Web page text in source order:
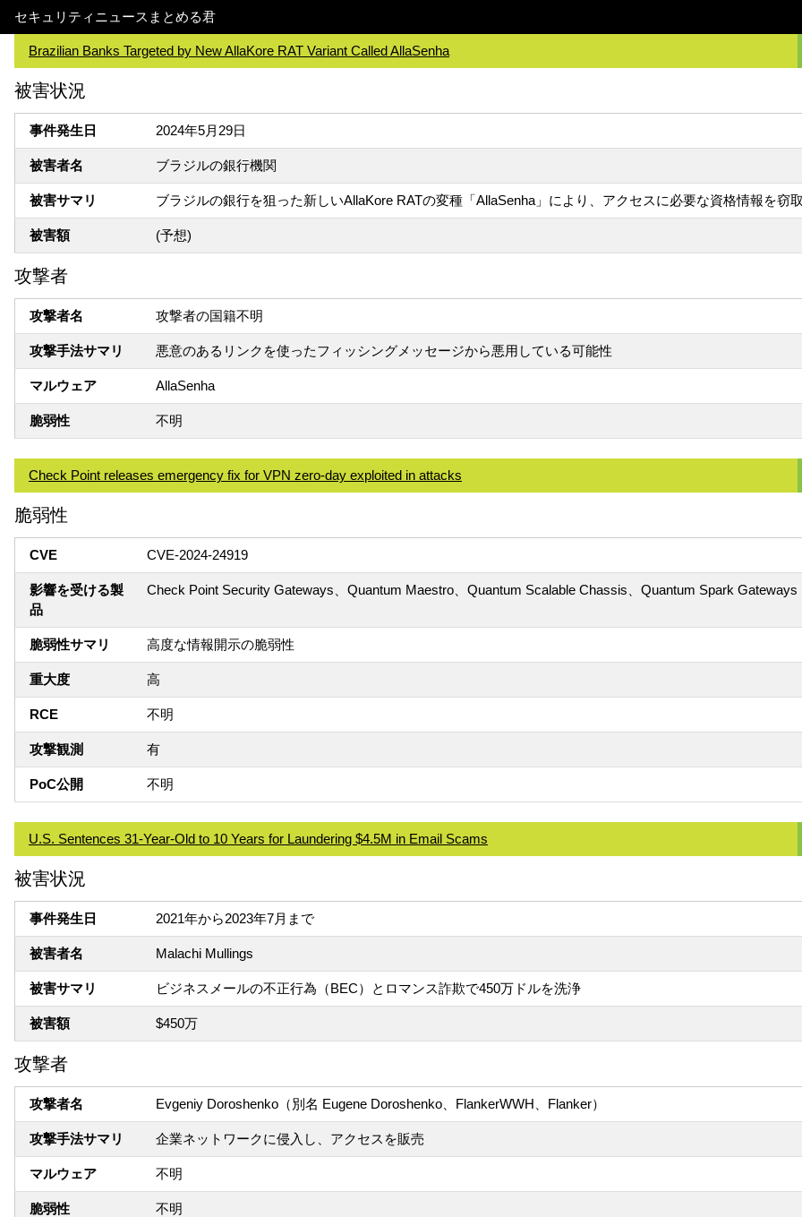
セキュリティニュースまとめる君
Brazilian Banks Targeted by New AllaKore RAT Variant Called AllaSenha
被害状況
事件発生日 2024年5月29日
被害者名 ブラジルの銀行機関
被害サマリ ブラジルの銀行を狙った新しいAllaKore RATの変種「AllaSenha」により、アクセスに必要な資格情報を窃
被害額 (予想)
攻撃者
攻撃者名 攻撃者の国籍不明
攻撃手法サマリ 悪意のあるリンクを使ったフィッシングメッセージから悪用している可能性
マルウェア AllaSenha
脆弱性 不明
Check Point releases emergency fix for VPN zero-day exploited in attacks
脆弱性
CVE CVE-2024-24919
影響を受ける製
品
Check Point Security Gateways、Quantum Maestro、Quantum Scalable Chassis、Quantum Spark Gateways
脆弱性サマリ 高度な情報開示の脆弱性
重大度 高
RCE 不明
攻撃観測 有
PoC公開 不明
U.S. Sentences 31-Year-Old to 10 Years for Laundering $4.5M in Email Scams
被害状況
事件発生日 2021年から2023年7月まで
被害者名 Malachi Mullings
被害サマリ ビジネスメールの不正行為（BEC）とロマンス詐欺で450万ドルを洗浄
被害額 $450万
攻撃者
攻撃者名 Evgeniy Doroshenko（別名 Eugene Doroshenko、FlankerWWH、Flanker）
攻撃手法サマリ 企業ネットワークに侵入し、アクセスを販売
マルウェア 不明
脆弱性
不明